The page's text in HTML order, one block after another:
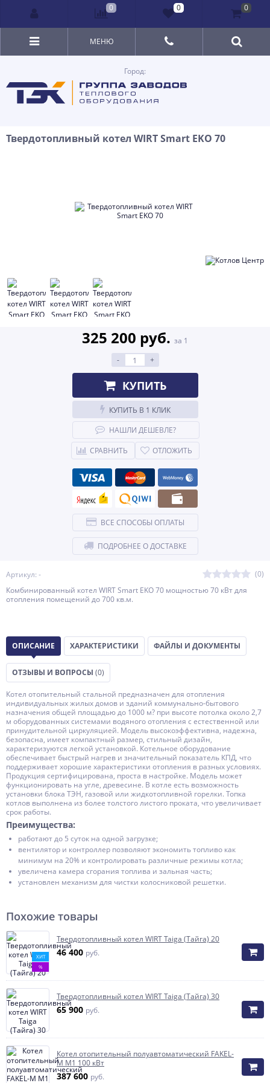
Город:
МЕНЮ
Твердотопливный котел WIRT Smart EKO 70
Артикул: -
(0)
Комбинированный котел WIRT Smart EKO 70 мощностью 70 кВт для
отопления помещений до 700 кв.м.
325 200 руб. за 1
-
+
КУПИТЬ
КУПИТЬ В 1 КЛИК
НАШЛИ ДЕШЕВЛЕ?
СРАВНИТЬ
ОТЛОЖИТЬ
ВСЕ СПОСОБЫ ОПЛАТЫ
ПОДРОБНЕЕ О ДОСТАВКЕ
ОПИСАНИЕ ХАРАКТЕРИСТИКИ ФАЙЛЫ И ДОКУМЕНТЫ
ОТЗЫВЫ И ВОПРОСЫ (0)
Котел отопительный стальной предназначен для отопления
индивидуальных жилых домов и зданий коммунально-бытового
назначения общей площадью до 1000 м? при высоте потолка около 2,7
м оборудованных системами водяного отопления с естественной или
принудительной циркуляцией. Модель высокоэффективна, надежна,
безопасна, имеет компактный размер, стильный дизайн,
характеризуются легкой установкой. Котельное оборудование
обеспечивает быстрый нагрев и значительный показатель КПД, что
поддерживает хорошие характеристики отопления в разных условиях.
Продукция сертифицирована, проста в настройке. Модель может
функционировать на угле, древесине. В котле есть возможность
установки блока ТЭН, газовой или жидкотопливной горелки. Топка
котлов выполнена из более толстого листого проката, что увеличивает
срок работы.
Преимущества:
работают до 5 суток на одной загрузке;
вентилятор и контроллер позволяют экономить топливо как
минимум на 20% и контролировать различные режимы котла;
увеличена камера сгорания топлива и зальная часть;
установлен механизм для чистки колосниковой решетки.
Похожие товары
ХИТ
%
Твердотопливный котел WIRT Taiga (Тайга) 20
46 400 руб.
Твердотопливный котел WIRT Taiga (Тайга) 30
65 900 руб.
Котел отопительный полуавтоматический FAKEL-
M M1 100 кВт
387 600 руб.
0 0 0